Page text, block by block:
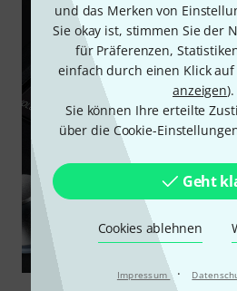
und das Merken von
Sie okay ist, stimmen Sie der
für Präferenzen,
einfach durch einen Klick auf
anzeigen).
Sie können Ihre erteilte
über die Cookie-
Geht
Cookies ablehnen
Impressum ·